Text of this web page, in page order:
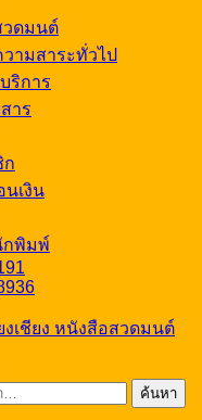
ดมนต์
ามสาระทั่วไป
ริการ
าร
ก
นเงิน
กพิมพ์
ค้นหา